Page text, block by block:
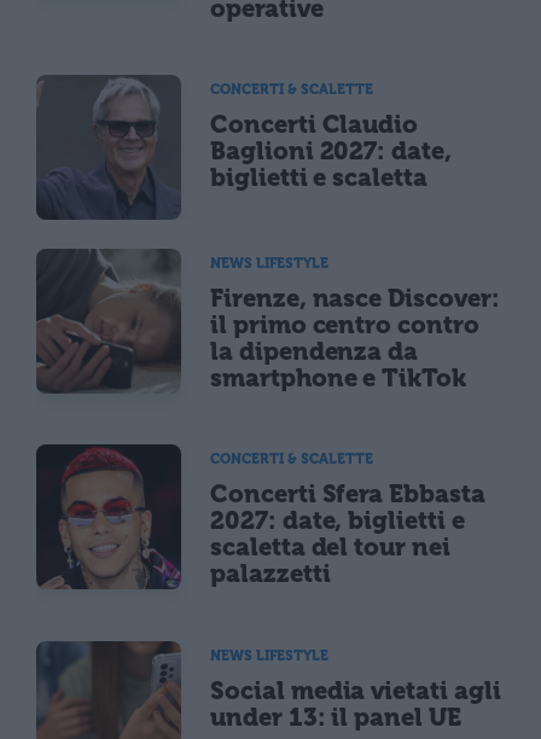
operative
CONCERTI & SCALETTE
Concerti Claudio
Baglioni 2027: date,
biglietti e scaletta
NEWS LIFESTYLE
Firenze, nasce Discover:
il primo centro contro
la dipendenza da
smartphone e TikTok
CONCERTI & SCALETTE
Concerti Sfera Ebbasta
2027: date, biglietti e
scaletta del tour nei
palazzetti
NEWS LIFESTYLE
Social media vietati agli
under 13: il panel UE